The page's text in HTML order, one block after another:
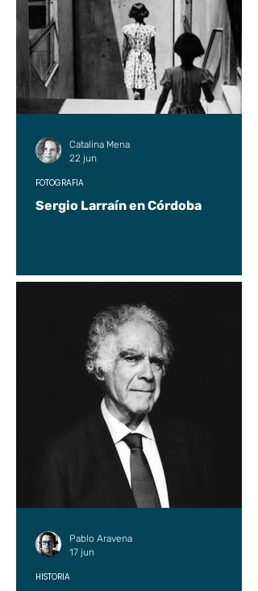
Sergio Larraín en Córdoba
FOTOGRAFÍA
Catalina Mena
22 jun
HISTORIA
Pablo Aravena
17 jun